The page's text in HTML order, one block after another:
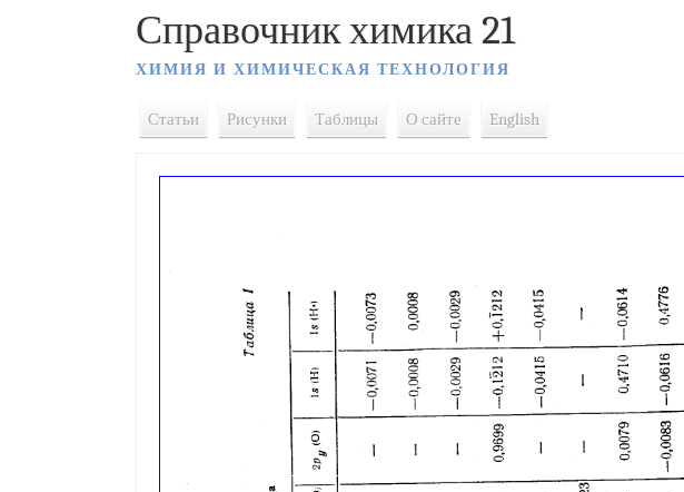
Справочник химика 21
ХИМИЯ И ХИМИЧЕСКАЯ ТЕХНОЛОГИЯ
Статьи Рисунки Таблицы О сайте English